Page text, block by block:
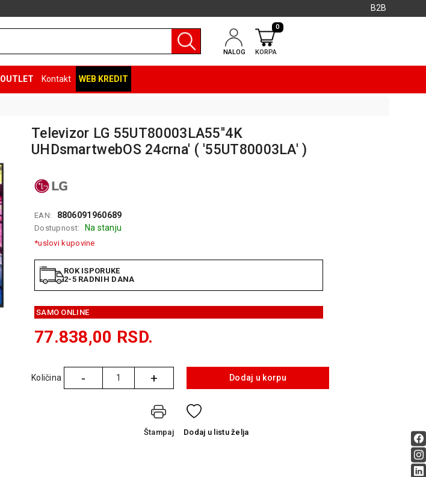
B2B
NALOG KORPA
0
OUTLET Kontakt WEB KREDIT
Televizor LG 55UT80003LA55''4K
UHDsmartwebOS 24crna' ( '55UT80003LA' )
EAN: 8806091960689
Dostupnost: Na stanju
*uslovi kupovine
ROK ISPORUKE
2-5 RADNIH DANA
SAMO ONLINE
77.838,00 RSD.
Količina - + Dodaj u korpu
Štampaj Dodaj u listu želja